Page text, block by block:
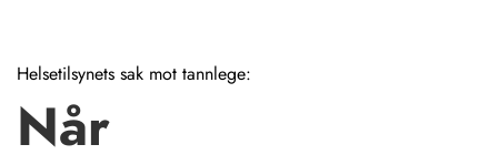
Helsetilsynets sak mot tannlege:
Når